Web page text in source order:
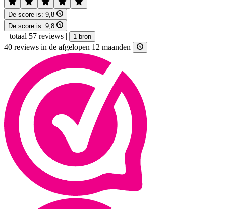
De score is: 9,8
De score is: 9,8
| totaal 57 reviews | 1 bron
40 reviews in de afgelopen 12 maanden